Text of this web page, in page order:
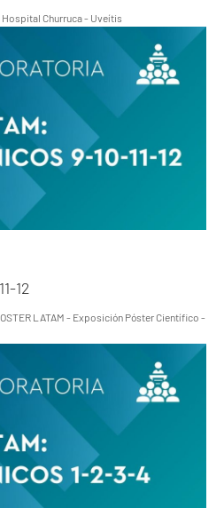
Churruca - Uveítis
12
LATAM - Exposición Póster Científico -